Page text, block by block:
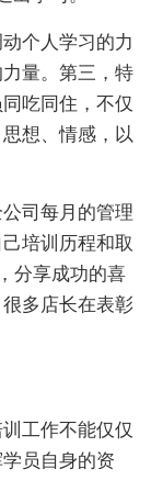
个人学习的力
量。第三，特
吃同住，不仅
想、情感，以
司每月的管理
培训历程和取
分享成功的喜
多店长在表彰
工作不能仅仅
员自身的资